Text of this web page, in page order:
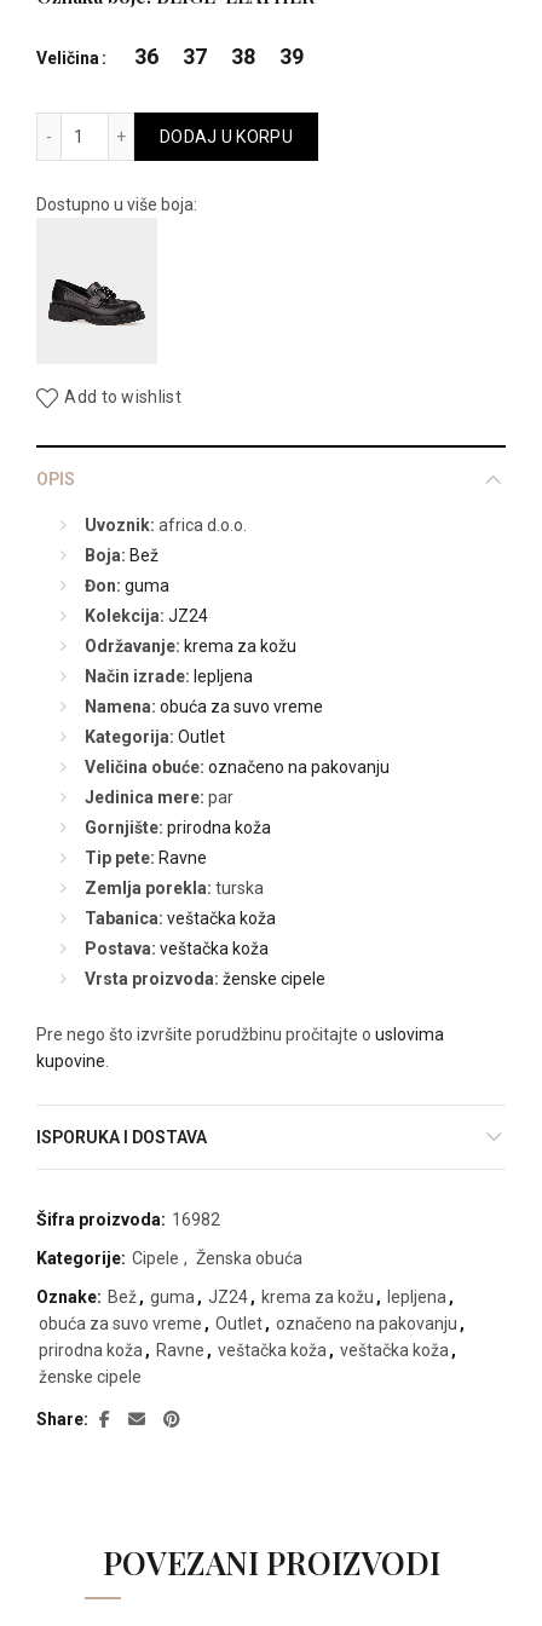
je
11.990,00 RSD.
Veličina 36 37 38 39
DODAJ U KORPU
Dostupno u više boja:
Add to wishlist
OPIS
Uvoznik: africa d.o.o.
Boja: Bež
Đon: guma
Kolekcija: JZ24
Održavanje: krema za kožu
Način izrade: lepljena
Namena: obuća za suvo vreme
Kategorija: Outlet
Veličina obuće: označeno na pakovanju
Jedinica mere: par
Gornjište: prirodna koža
Tip pete: Ravne
Zemlja porekla: turska
Tabanica: veštačka koža
Postava: veštačka koža
Vrsta proizvoda: ženske cipele
Pre nego što izvršite porudžbinu pročitajte o uslovima
kupovine
ISPORUKA I DOSTAVA
Šifra proizvoda: 16982
Kategorije: Cipele , Ženska obuća
Oznake: Bež, guma , JZ24, krema za kožu , lepljena ,
obuća za suvo vreme , Outlet, označeno na pakovanju ,
prirodna koža , Ravne , veštačka koža , veštačka koža ,
ženske cipele
Share
POVEZANI PROIZVODI